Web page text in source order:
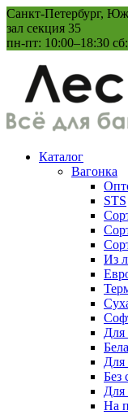
Перейти
к
содержанию
Санкт-Петербург,
зал секция 35
пн-пт: 10:00–18:30
Каталог
Вагонка
STS
Из
Для
Для
Без
Для
На